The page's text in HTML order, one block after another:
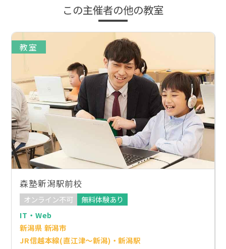
この主催者の他の教室
教室
森塾新潟駅前校
オンライン不可
無料体験あり
IT・Web
新潟県 新潟市
JR信越本線(直江津～新潟)・新潟駅